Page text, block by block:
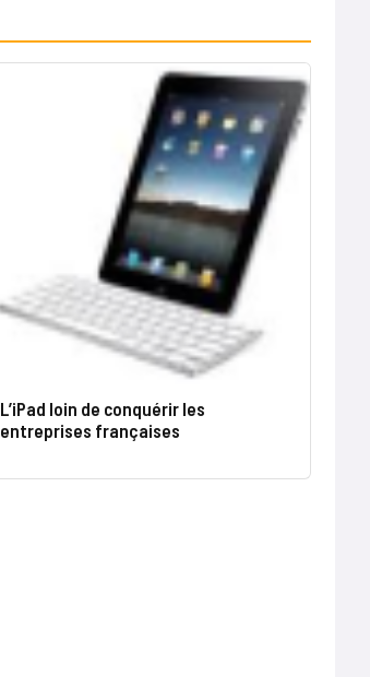
L’iPad loin de conquérir les
entreprises françaises